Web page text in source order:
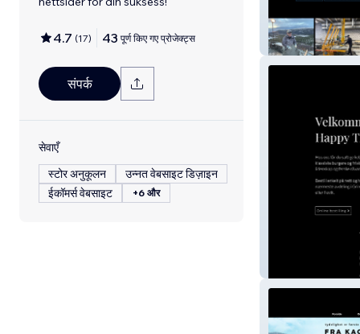
4.7 (17) 43 पूर्ण किए गए प्रोजेक्ट्स
संपर्क
सेवाएँ
स्टोर अनुकूलन
उन्नत वेबसाइट डिज़ाइन
ईकॉमर्स वेबसाइट
+6 और
Altaskifer
Happy Time